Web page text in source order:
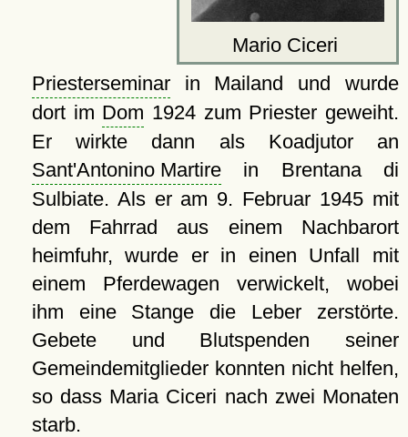
Mario Ciceri
Priesterseminarin Mailand und wurde
dort im Dom 1924 zum Priester geweiht.
Er wirkte dann als Koadjutor an
Sant'Antonino Martirein Brentana di
Sulbiate. Als er am 9. Februar 1945 mit
dem Fahrrad aus einem Nachbarort
heimfuhr, wurde er in einen Unfall mit
einem Pferdewagen verwickelt, wobei
ihm eine Stange die Leber zerstörte.
Gebete und Blutspenden seiner
Gemeindemitglieder konnten nicht helfen,
so dass Maria Ciceri nach zwei Monaten
starb.